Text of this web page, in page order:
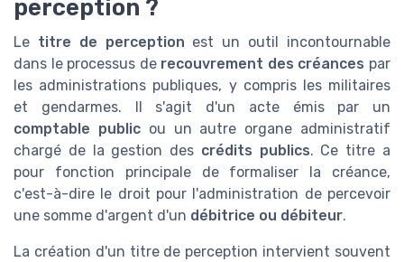
perception ?
Le titre de perception est un outil incontournable
dans le processus de recouvrement des créances par
les administrations publiques, y compris les militaires
et gendarmes. Il s'agit d'un acte émis par un
comptable publicou un autre organe administratif
chargé de la gestion des crédits publics. Ce titre a
pour fonction principale de formaliser la créance,
c'est-à-dire le droit pour l'administration de percevoir
une somme d'argent d'un débitrice ou débiteur.
La création d'un titre de perception intervient souvent